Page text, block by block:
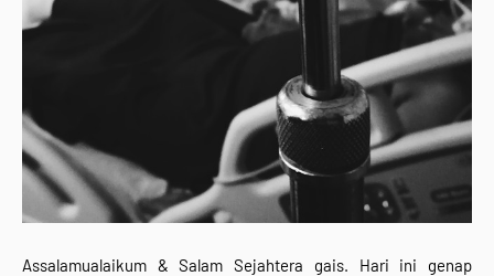
Assalamualaikum & Salam Sejahtera gais. Hari ini genap